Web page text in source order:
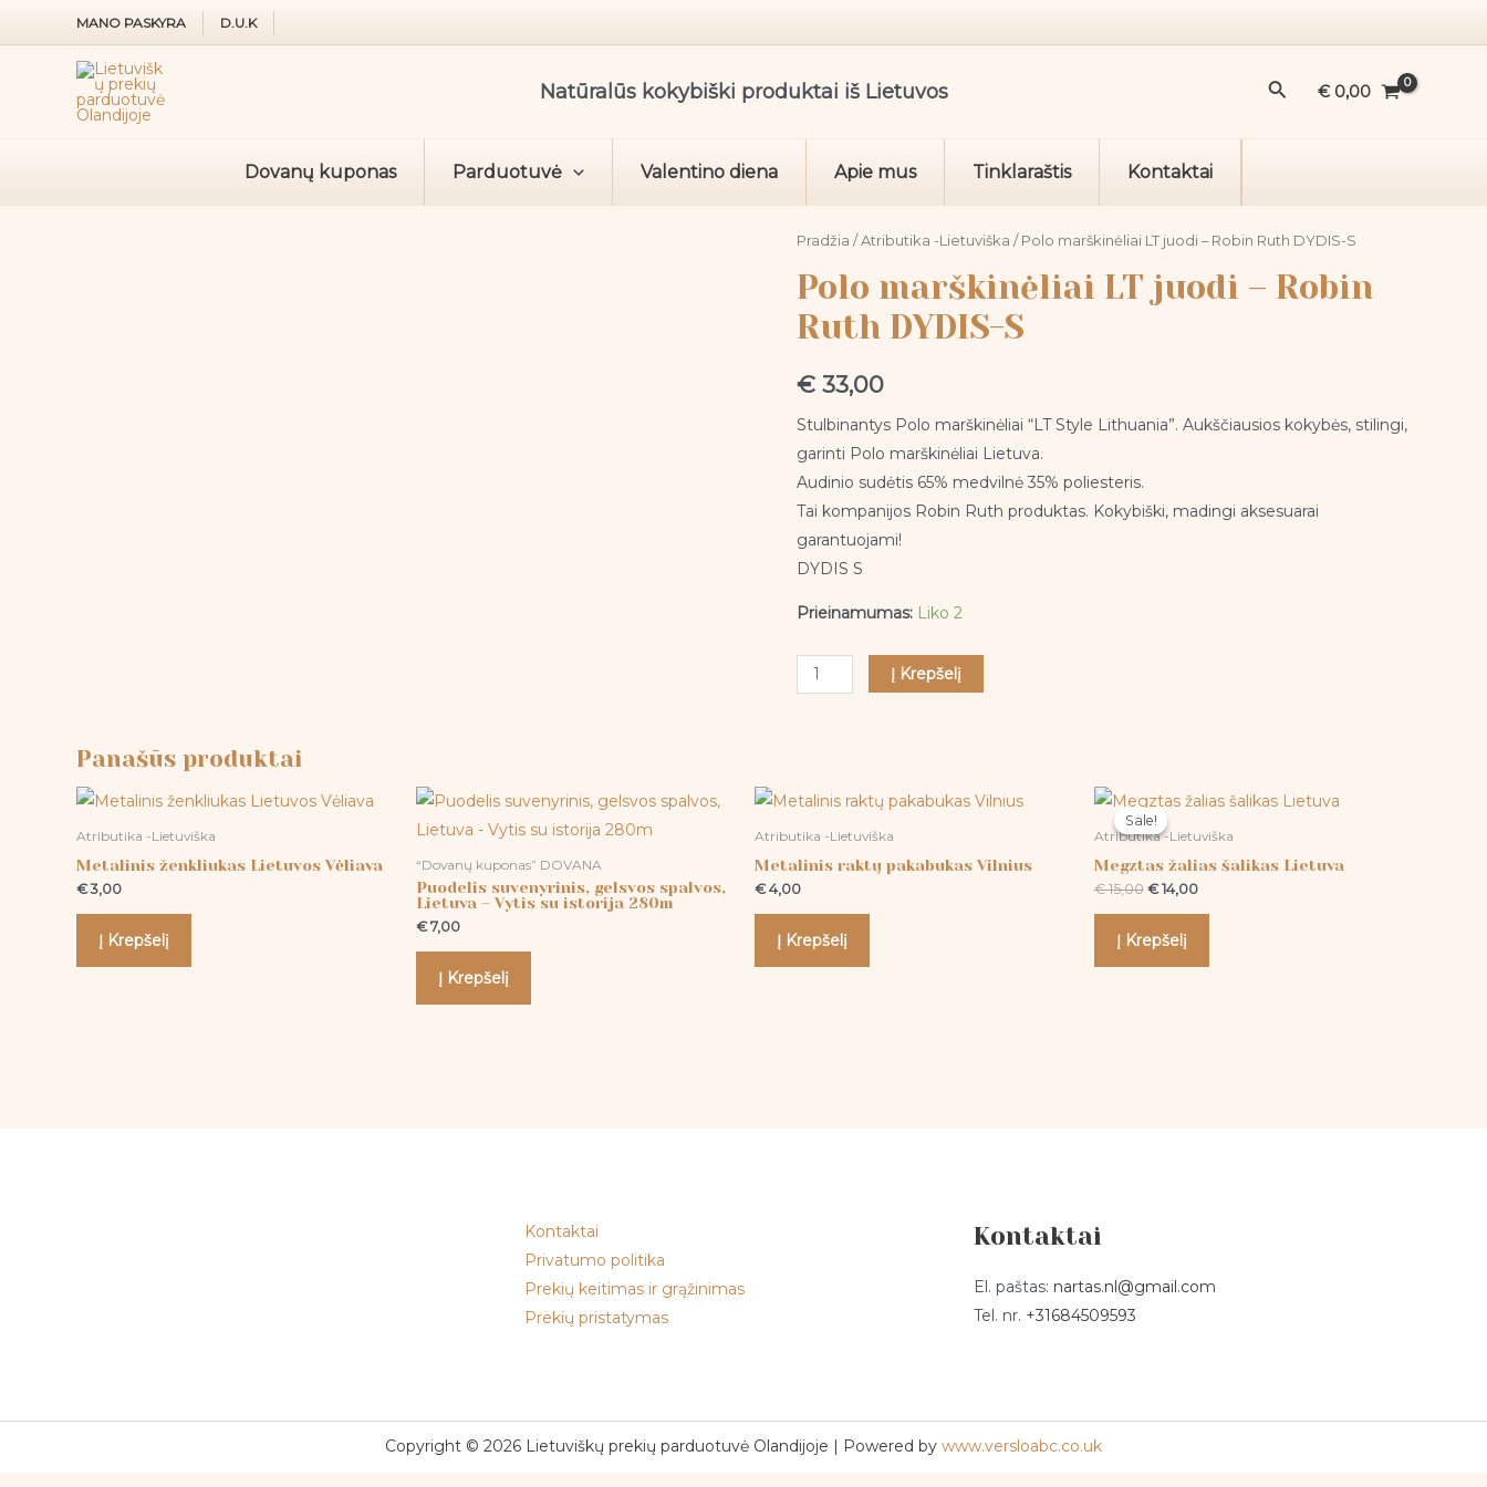
prie
MANO PASKYRA D.U.K
Natūralūs kokybiški produktai iš Lietuvos Paieška
€ 0,00
Dovanų kuponas Parduotuvė Valentino diena Apie mus Tinklaraštis Kontaktai
Pradžia /Atributika -Lietuviška / Polo marškinėliai LT juodi – Robin Ruth DYDIS-S
Polo marškinėliai LT juodi – Robin
Ruth DYDIS-S
€ 33,00
Stulbinantys Polo marškinėliai “LT Style Lithuania”. Aukščiausios kokybės, stilingi,
garinti Polo marškinėliai Lietuva.
Audinio sudėtis 65% medvilnė 35% poliesteris.
Tai kompanijos Robin Ruth produktas. Kokybiški, madingi aksesuarai
garantuojami!
DYDIS S
Prieinamumas: Liko 2
produkto
kiekis:
Polo
marškinėliai
juodi
-
Robin
Ruth
DYDIS-
Į Krepšelį
Panašūs produktai
Atributika -Lietuviška
Metalinis ženkliukas Lietuvos Vėliava
€3,00
Į Krepšelį
“Dovanų kuponas” DOVANA
Puodelis suvenyrinis, gelsvos spalvos,
Lietuva – Vytis su istorija 280m
€7,00
Į Krepšelį
Atributika -Lietuviška
Metalinis raktų pakabukas Vilnius
€4,00
Į Krepšelį
Sale!
Sale!
Atributika -Lietuviška
Megztas žalias šalikas Lietuva
€15,00
Original
price
was:
€14,00
Current
price
is:
Į Krepšelį
Kontaktai
Privatumo politika
Prekių keitimas ir grąžinimas
Prekių pristatymas
Kontaktai
El. paštas: nartas.nl@gmail.com
Tel. nr. +31684509593
Copyright © 2026 Lietuviškų prekių parduotuvė Olandijoje | Powered by www.versloabc.co.uk
Ruth
DYDIS-
S